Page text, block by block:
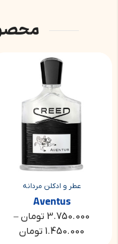
عطر و ادکلن مردانه
Aventus
3.750.000 تومان –
1.450.000 تومان